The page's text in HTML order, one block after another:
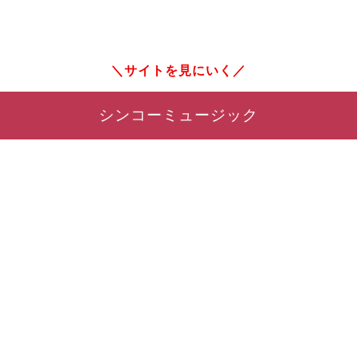
サイトを見にいく
シンコーミュージック